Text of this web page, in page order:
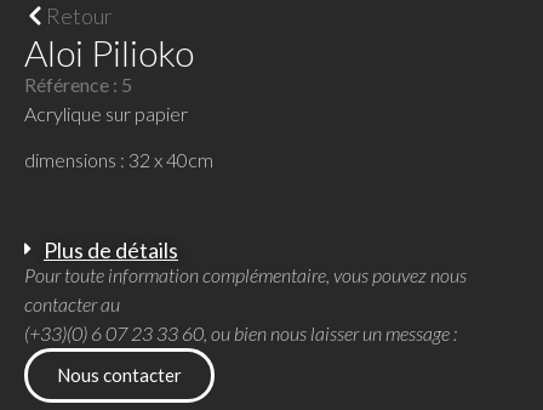
Retour
Aloi Pilioko
Référence : 5
Acrylique sur papier
dimensions : 32 x 40cm
Plus de détails
Pour toute information complémentaire, vous pouvez nous
contacter au
(+33)(0) 6 07 23 33 60, ou bien nous laisser un message :
Nous contacter